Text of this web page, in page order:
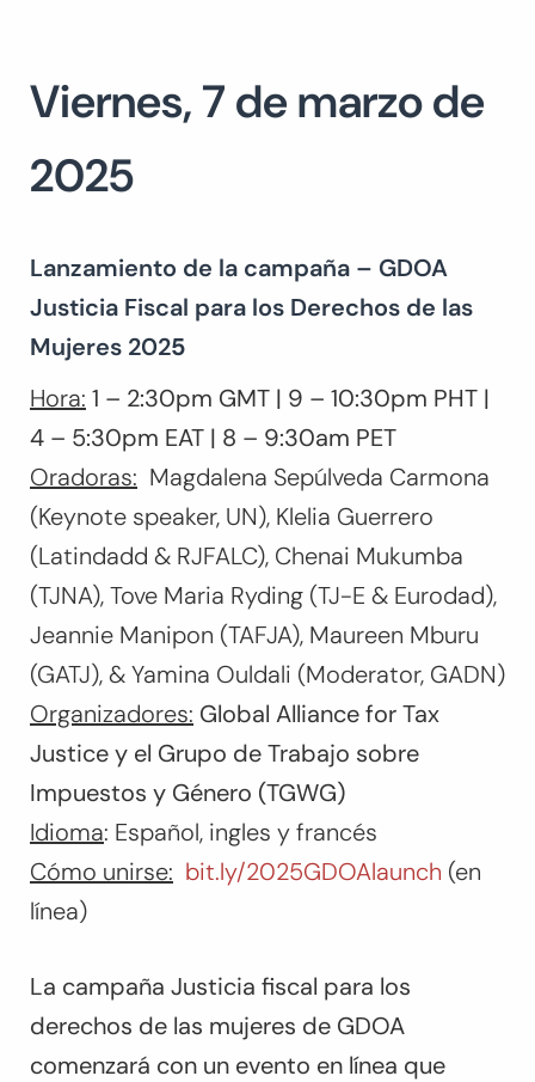
Viernes, 7 de marzo de
2025
Lanzamiento de la campaña – GDOA
Justicia Fiscal para los Derechos de las
Mujeres 2025
Hora: 1 – 2:30pm GMT | 9 – 10:30pm PHT |
4 – 5:30pm EAT | 8 – 9:30am PET
Oradoras: Magdalena Sepúlveda Carmona
(Keynote speaker, UN), Klelia Guerrero
(Latindadd & RJFALC), Chenai Mukumba
(TJNA), Tove Maria Ryding (TJ-E & Eurodad),
Jeannie Manipon (TAFJA), Maureen Mburu
(GATJ), & Yamina Ouldali (Moderator, GADN)
Organizadores: Global Alliance for Tax
Justice y el Grupo de Trabajo sobre
Impuestos y Género (TGWG)
Idioma: Español, ingles y francés
Cómo unirse: bit.ly/2025GDOAlaunch (en
línea)
La campaña Justicia fiscal para los
derechos de las mujeres de GDOA
comenzará con un evento en línea que